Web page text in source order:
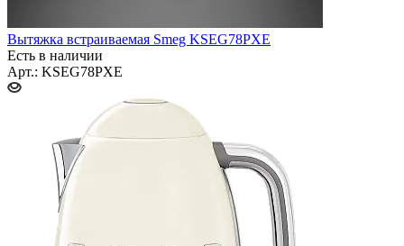
Вытяжка встраиваемая Smeg KSEG78PXE
Есть в наличии
Арт.: KSEG78PXE